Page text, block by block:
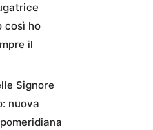
così ho
il
Signore
nuova